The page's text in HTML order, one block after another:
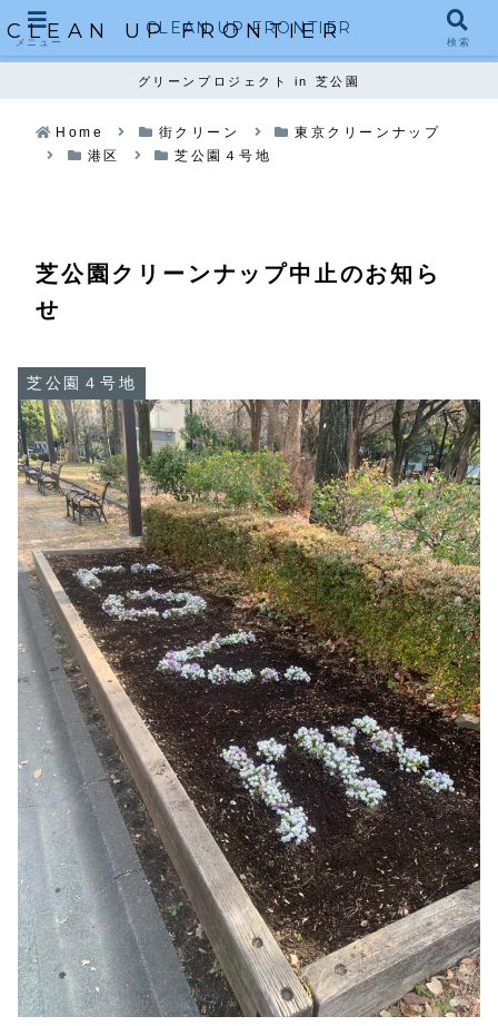
CLEAN UP FRONTIER
グリーンプロジェクト in 芝公園
Home 街クリーン
東京クリーンナップ
港区
芝公園４号地
芝公園クリーンナップ中止のお知ら
せ
芝公園４号地
メニュー
CLEAN UP FRONTIER
検索